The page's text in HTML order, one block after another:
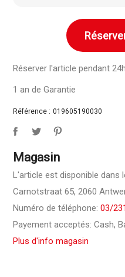
Réserver l'article pendant
1 an de Garantie
Référence : 019605190030
Magasin
L'article est disponible dans
Carnotstraat 65, 2060
Numéro de téléphone:03/
Payement acceptés: Cash,
Plus d'info magasin